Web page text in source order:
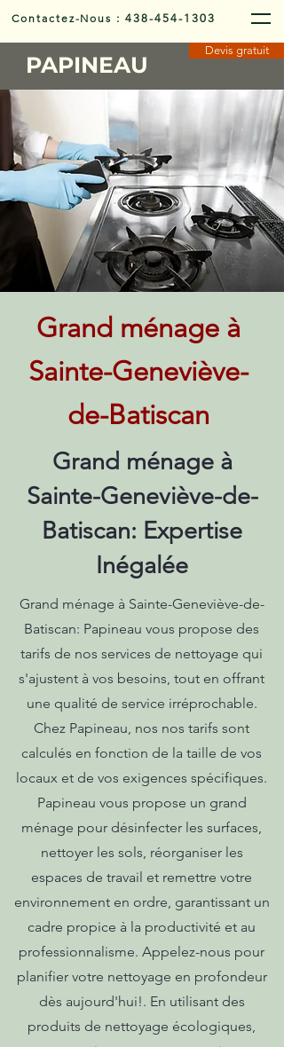
Contactez-Nous :438-454-1303
PAPINEAU
Devis gratuit
Grand ménage à
Sainte-Geneviève-
de-Batiscan
Grand ménage à
Sainte-Geneviève-de-
Batiscan: Expertise
Inégalée
Grand ménage à Sainte-Geneviève-de-
Batiscan: Papineau vous propose des
tarifs de nos services de nettoyage qui
s'ajustent à vos besoins, tout en offrant
une qualité de service irréprochable.
Chez Papineau, nos nos tarifs sont
calculés en fonction de la taille de vos
locaux et de vos exigences spécifiques.
Papineau vous propose un grand
ménage pour désinfecter les surfaces,
nettoyer les sols, réorganiser les
espaces de travail et remettre votre
environnement en ordre, garantissant un
cadre propice à la productivité et au
professionnalisme. Appelez-nous pour
planifier votre nettoyage en profondeur
dès aujourd'hui!. En utilisant des
produits de nettoyage écologiques,